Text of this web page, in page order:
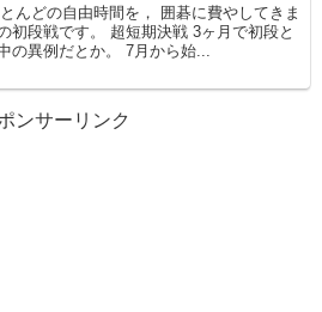
んどの自由時間を， 囲碁に費やしてきま
初段戦です。 超短期決戦 3ヶ月で初段と
の異例だとか。 7月から始...
ンサーリンク